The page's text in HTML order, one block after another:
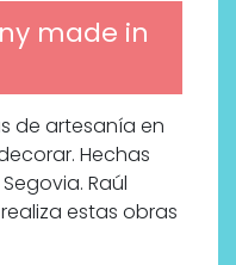
made in
de artesanía en
Hechas
Raúl
estas obras